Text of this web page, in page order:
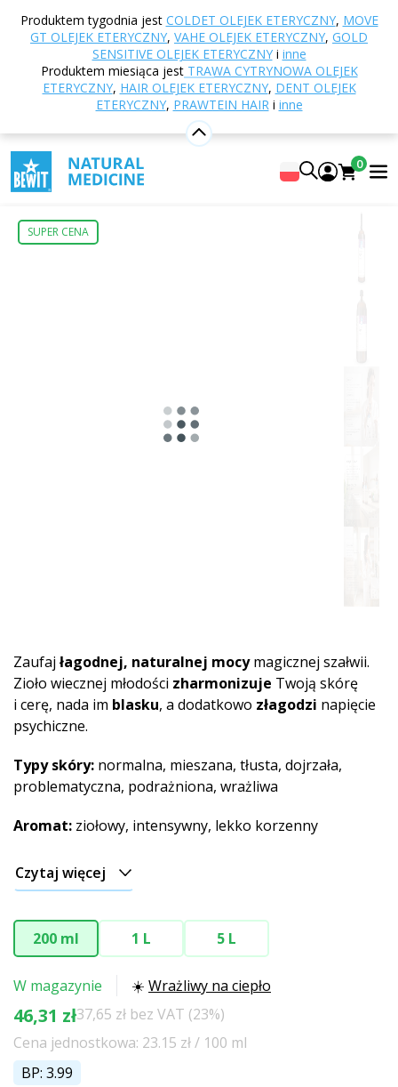
Produktem tygodnia jest COLDET OLEJEK ETERYCZNY, MOVE
GT OLEJEK ETERYCZNY, VAHE OLEJEK ETERYCZNY, GOLD
SENSITIVE OLEJEK ETERYCZNYi inne
Produktem miesiąca jest TRAWA CYTRYNOWA OLEJEK
ETERYCZNY, HAIR OLEJEK ETERYCZNY, DENT OLEJEK
ETERYCZNY, PRAWTEIN HAIRi inne
0
Strona główna
Hydrolaty kosmetyczne
Hydrolat z szałwii BIO
Hydrolat z szałwii BIO
W 100% naturalny hydrolat
BEWIT Sage Essential Water ORGANIC
4 Pokaż 2 recenzji
SUPER CENA
Zaufaj łagodnej, naturalnej mocymagicznej szałwii.
Zioło wiecznej młodości zharmonizuje Twoją skórę
i cerę, nada im blasku, a dodatkowo złagodzi napięcie
psychiczne.
Typy skóry: normalna, mieszana, tłusta, dojrzała,
problematyczna, podrażniona, wrażliwa
Aromat: ziołowy, intensywny, lekko korzenny
Czytaj więcej
200 ml 1 L 5 L
W magazynie ☀️ Wrażliwy na ciepło
46,31 zł37,65 zł bez VAT (23%)
Cena jednostkowa: 23.15 zł / 100 ml
BP: 3.99